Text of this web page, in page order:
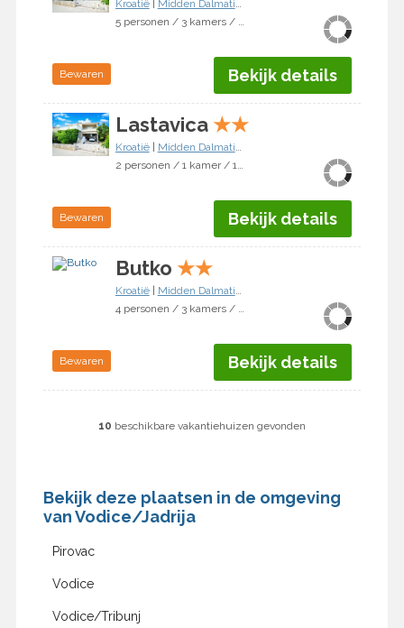
Kroatië| Midden Dalmatië
5 personen / 3 kamers / 2 slaapkamers
Bewaren Bekijk details
Lastavica ★★
Kroatië| Midden Dalmatië
2 personen / 1 kamer / 1 slaapkamer
Bewaren Bekijk details
Butko ★★
Kroatië| Midden Dalmatië
4 personen / 3 kamers / 2 slaapkamers
Bewaren Bekijk details
10 beschikbare vakantiehuizen gevonden
Bekijk deze plaatsen in de omgeving
van Vodice/Jadrija
Pirovac
Vodice
Vodice/Tribunj